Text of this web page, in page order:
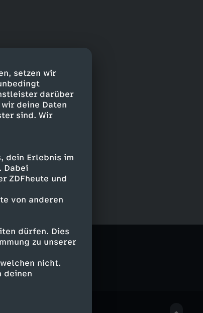
setzen wir
darüber
deine Daten
sind. Wir
dein Erlebnis im
Dabei
ZDFheute und
von anderen
dürfen. Dies
zu unserer
nicht.
deinen